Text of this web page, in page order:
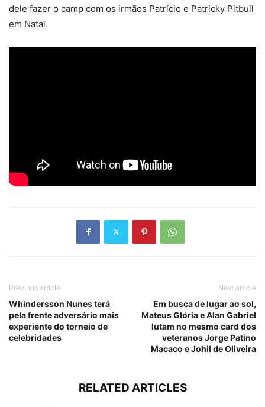
dele fazer o camp com os irmãos Patrício e Patricky Pitbull
em Natal.
Previous article
Whindersson Nunes terá
pela frente adversário mais
experiente do torneio de
celebridades
Next article
Em busca de lugar ao sol,
Mateus Glória e Alan Gabriel
lutam no mesmo card dos
veteranos Jorge Patino
Macaco e Johil de Oliveira
RELATED ARTICLES